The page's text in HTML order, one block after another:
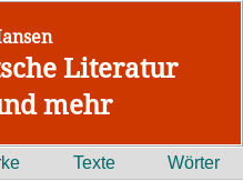
Literatur
mehr
Texte Wörter